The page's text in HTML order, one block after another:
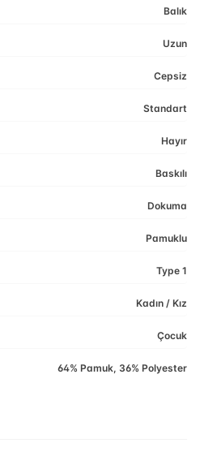
Balık
Uzun
Cepsiz
Standart
Hayır
Baskılı
Dokuma
Pamuklu
Type 1
Kadın / Kız
Çocuk
64% Pamuk, 36% Polyester